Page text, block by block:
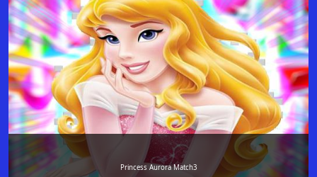
Princess Aurora Match3